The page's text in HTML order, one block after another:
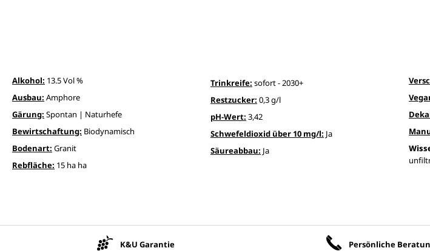
elegante Balance zwischen salziger Mineralität
und expressiver Frucht - die entspannte Würze
des vulkanischen Bodens setzt sich gekonnt in
Szene. Ein Gamay Saint-Romain souveräner
Spitzenklasse.
Alkohol: 13.5 Vol %
Ausbau: Amphore
Gärung: Spontan | Naturhefe
Bewirtschaftung: Biodynamisch
Bodenart: Granit
Rebfläche: 15 ha ha
Trinkreife: sofort - 2030+
Restzucker: 0,3 g/l
pH-Wert: 3,42
Schwefeldioxid über 10 mg/l: Ja
Säureabbau: Ja
K&U Garantie Persönliche